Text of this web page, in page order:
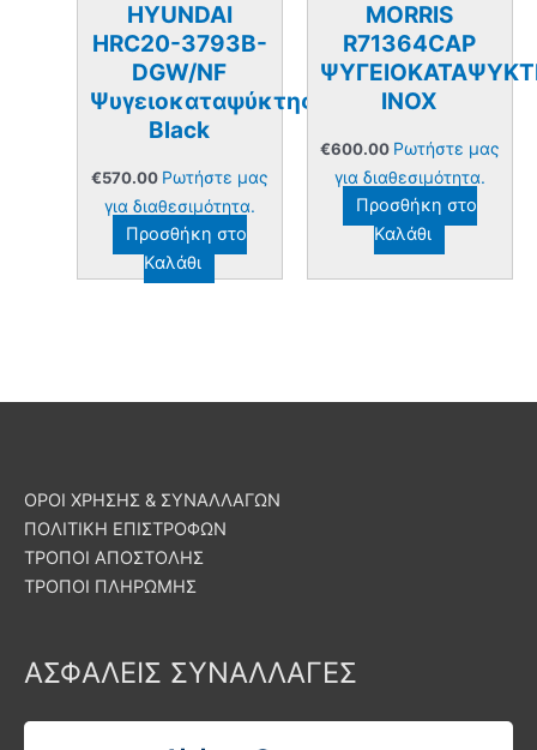
HYUNDAI
HRC20-3793B-
DGW/NF
Ψυγειοκαταψύκτης
Black
€570.00 Ρωτήστε μας
για διαθεσιμότητα.
Προσθήκη στο
Καλάθι
MORRIS
R71364CAP
INOX
€600.00 Ρωτήστε μας
για διαθεσιμότητα.
Προσθήκη στο
Καλάθι
ΟΡΟΙ ΧΡΗΣΗΣ & ΣΥΝΑΛΛΑΓΩΝ
ΠΟΛΙΤΙΚΗ ΕΠΙΣΤΡΟΦΩΝ
ΤΡΟΠΟΙ ΑΠΟΣΤΟΛΗΣ
ΤΡΟΠΟΙ ΠΛΗΡΩΜΗΣ
ΑΣΦΑΛΕΙΣ ΣΥΝΑΛΛΑΓΕΣ